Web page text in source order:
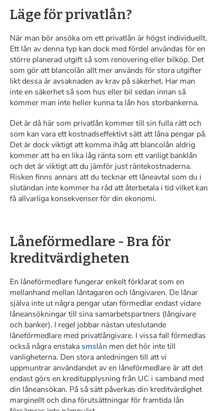
Läge för privatlån?
När man bör ansöka om ett privatlån är högst individuellt.
Ett lån av denna typ kan dock med fördel användas för en
större planerad utgift så som renovering eller bilköp. Det
som gör att blancolån allt mer används för stora utgifter
likt dessa är avsaknaden av krav på säkerhet. Har man
inte en säkerhet så som hus eller bil sedan innan så
kommer man inte heller kunna ta lån hos storbankerna.
Det är då här som privatlån kommer till sin fulla rätt och
som kan vara ett kostnadseffektivt sätt att låna pengar på.
Det är dock viktigt att komma ihåg att blancolån aldrig
kommer att ha en lika låg ränta som ett vanligt banklån
och det är viktigt att du jämför just räntekostnaderna.
Risken finns annars att du tecknar ett låneavtal som du i
slutändan inte kommer ha råd att återbetala i tid vilket kan
få allvarliga konsekvenser för din ekonomi.
Låneförmedlare - Bra för
kreditvärdigheten
En låneförmedlare fungerar enkelt förklarat som en
mellanhand mellan låntagaren och långivaren. De lånar
själva inte ut några pengar utan förmedlar endast vidare
låneansökningar till sina samarbetspartners (långivare
och banker). I regel jobbar nästan uteslutande
låneförmedlare med privatlångivare. I vissa fall förmedlas
också några enstakasmslån men det hör inte till
vanligheterna. Den stora anledningen till att vi
uppmuntrar användandet av en låneförmedlare är att det
endast görs en kreditupplysning från UC i samband med
din låneansökan. På så sätt påverkas din kreditvärdighet
marginellt och dina förutsättningar för framtida lån